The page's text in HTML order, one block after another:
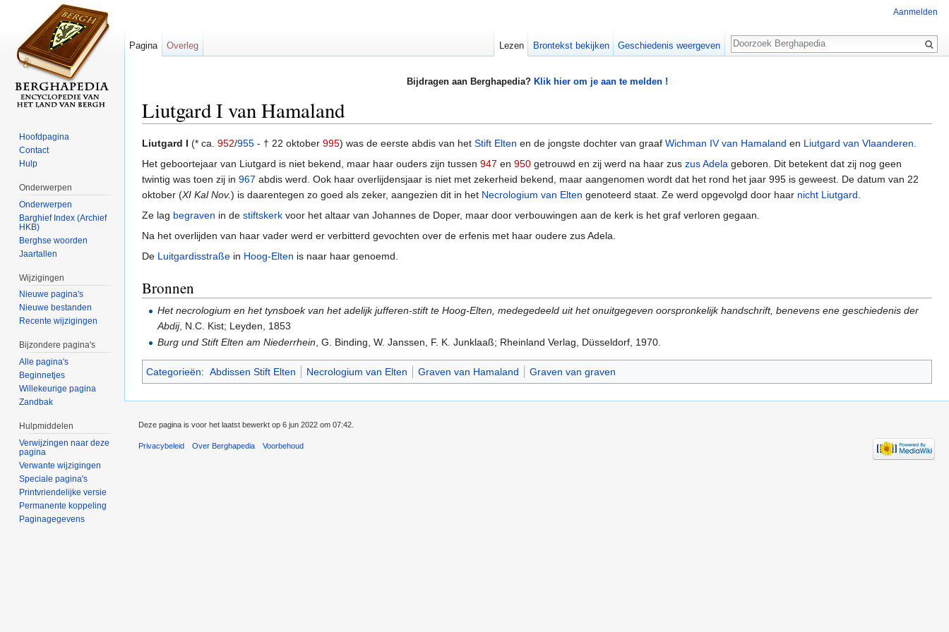
Bijdragen aan Berghapedia? Klik hier om je aan te melden !
Liutgard I van Hamaland
Liutgard I (* ca. 952/955 - † 22 oktober 995) was de eerste abdis van het Stift Elten en de jongste dochter van graaf Wichman IV van Hamaland en Liutgard van Vlaanderen.
Het geboortejaar van Liutgard is niet bekend, maar haar ouders zijn tussen 947 en 950 getrouwd en zij werd na haar zus zus Adela geboren. Dit betekent dat zij nog geen
twintig was toen zij in 967 abdis werd. Ook haar overlijdensjaar is niet met zekerheid bekend, maar aangenomen wordt dat het rond het jaar 995 is geweest. De datum van 22
oktober (XI Kal Nov.) is daarentegen zo goed als zeker, aangezien dit in het Necrologium van Elten genoteerd staat. Ze werd opgevolgd door haar nicht Liutgard.
Ze lag begraven in de stiftskerk voor het altaar van Johannes de Doper, maar door verbouwingen aan de kerk is het graf verloren gegaan.
Na het overlijden van haar vader werd er verbitterd gevochten over de erfenis met haar oudere zus Adela.
De Luitgardisstraße in Hoog-Elten is naar haar genoemd.
Bronnen
Het necrologium en het tynsboek van het adelijk jufferen-stift te Hoog-Elten, medegedeeld uit het onuitgegeven oorspronkelijk handschrift, benevens ene geschiedenis der
Abdij, N.C. Kist; Leyden, 1853
Burg und Stift Elten am Niederrhein , G. Binding, W. Janssen, F. K. Junklaaß; Rheinland Verlag, Düsseldorf, 1970.
Categorieën: Abdissen Stift Elten Necrologium van Elten Graven van Hamaland Graven van graven
Aanmelden
Pagina Overleg Lezen Brontekst bekijken Geschiedenis weergeven
Zoeken
Hoofdpagina
Contact
Hulp
Onderwerpen
Onderwerpen
Barghief Index (Archief
HKB)
Berghse woorden
Jaartallen
Wijzigingen
Nieuwe pagina's
Nieuwe bestanden
Recente wijzigingen
Bijzondere pagina's
Alle pagina's
Beginnetjes
Willekeurige pagina
Zandbak
Hulpmiddelen
Verwijzingen naar deze
pagina
Verwante wijzigingen
Speciale pagina's
Printvriendelijke versie
Permanente koppeling
Paginagegevens
Deze pagina is voor het laatst bewerkt op 6 jun 2022 om 07:42.
Privacybeleid Over Berghapedia Voorbehoud